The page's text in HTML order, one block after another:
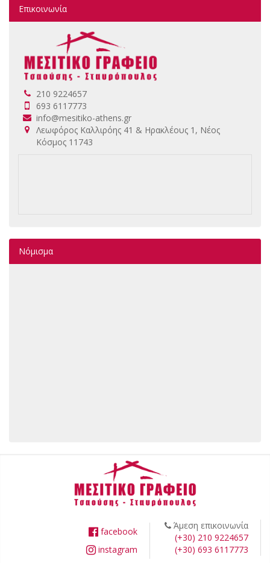
Επικοινωνία
210 9224657
693 6117773
info@mesitiko-athens.gr
Λεωφόρος Καλλιρόης 41 & Ηρακλέους 1, Νέος
Κόσμος 11743
Νόμισμα
facebook
instagram
Άμεση επικοινωνία
(+30) 210 9224657
(+30) 693 6117773